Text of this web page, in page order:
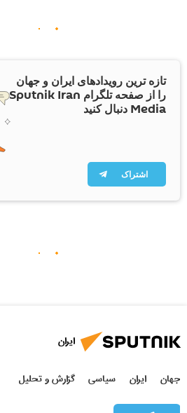
تازه ترین رویدادهای ایران و جهان
را از صفحه تلگرام Sputnik Iran
Media دنبال کنید
اشتراک
ایران
جهان ایران سیاسی گزارش و تحلیل